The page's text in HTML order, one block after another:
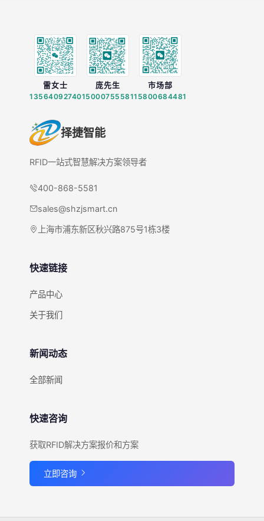
雷女士
13564092740
庞先生
15000755581
市场部
15800684481
择捷智能
RFID一站式智慧解决方案领导者
400-868-5581
sales@shzjsmart.cn
上海市浦东新区秋兴路875号1栋3楼
快速链接
产品中心
关于我们
新闻动态
全部新闻
快速咨询
获取RFID解决方案报价和方案
立即咨询